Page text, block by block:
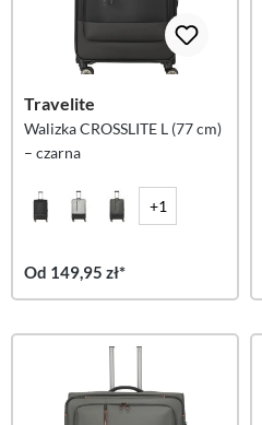
Travelite
Walizka CROSSLITE L (77 cm)
– czarna
+1
Od 149,95 zł*